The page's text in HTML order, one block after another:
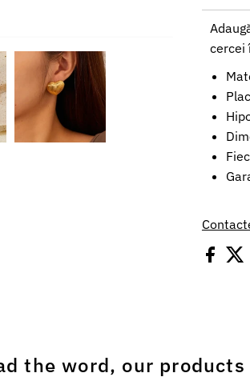
cercei
the word, our